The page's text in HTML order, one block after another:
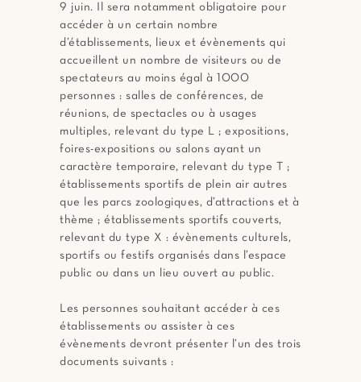
9 juin. Il sera notamment obligatoire pour
accéder à un certain nombre
d’établissements, lieux et évènements qui
accueillent un nombre de visiteurs ou de
spectateurs au moins égal à 1000
personnes : salles de conférences, de
réunions, de spectacles ou à usages
multiples, relevant du type L ; expositions,
foires-expositions ou salons ayant un
caractère temporaire, relevant du type T ;
établissements sportifs de plein air autres
que les parcs zoologiques, d’attractions et à
thème ; établissements sportifs couverts,
relevant du type X : évènements culturels,
sportifs ou festifs organisés dans l’espace
public ou dans un lieu ouvert au public.
Les personnes souhaitant accéder à ces
établissements ou assister à ces
évènements devront présenter l’un des trois
documents suivants :